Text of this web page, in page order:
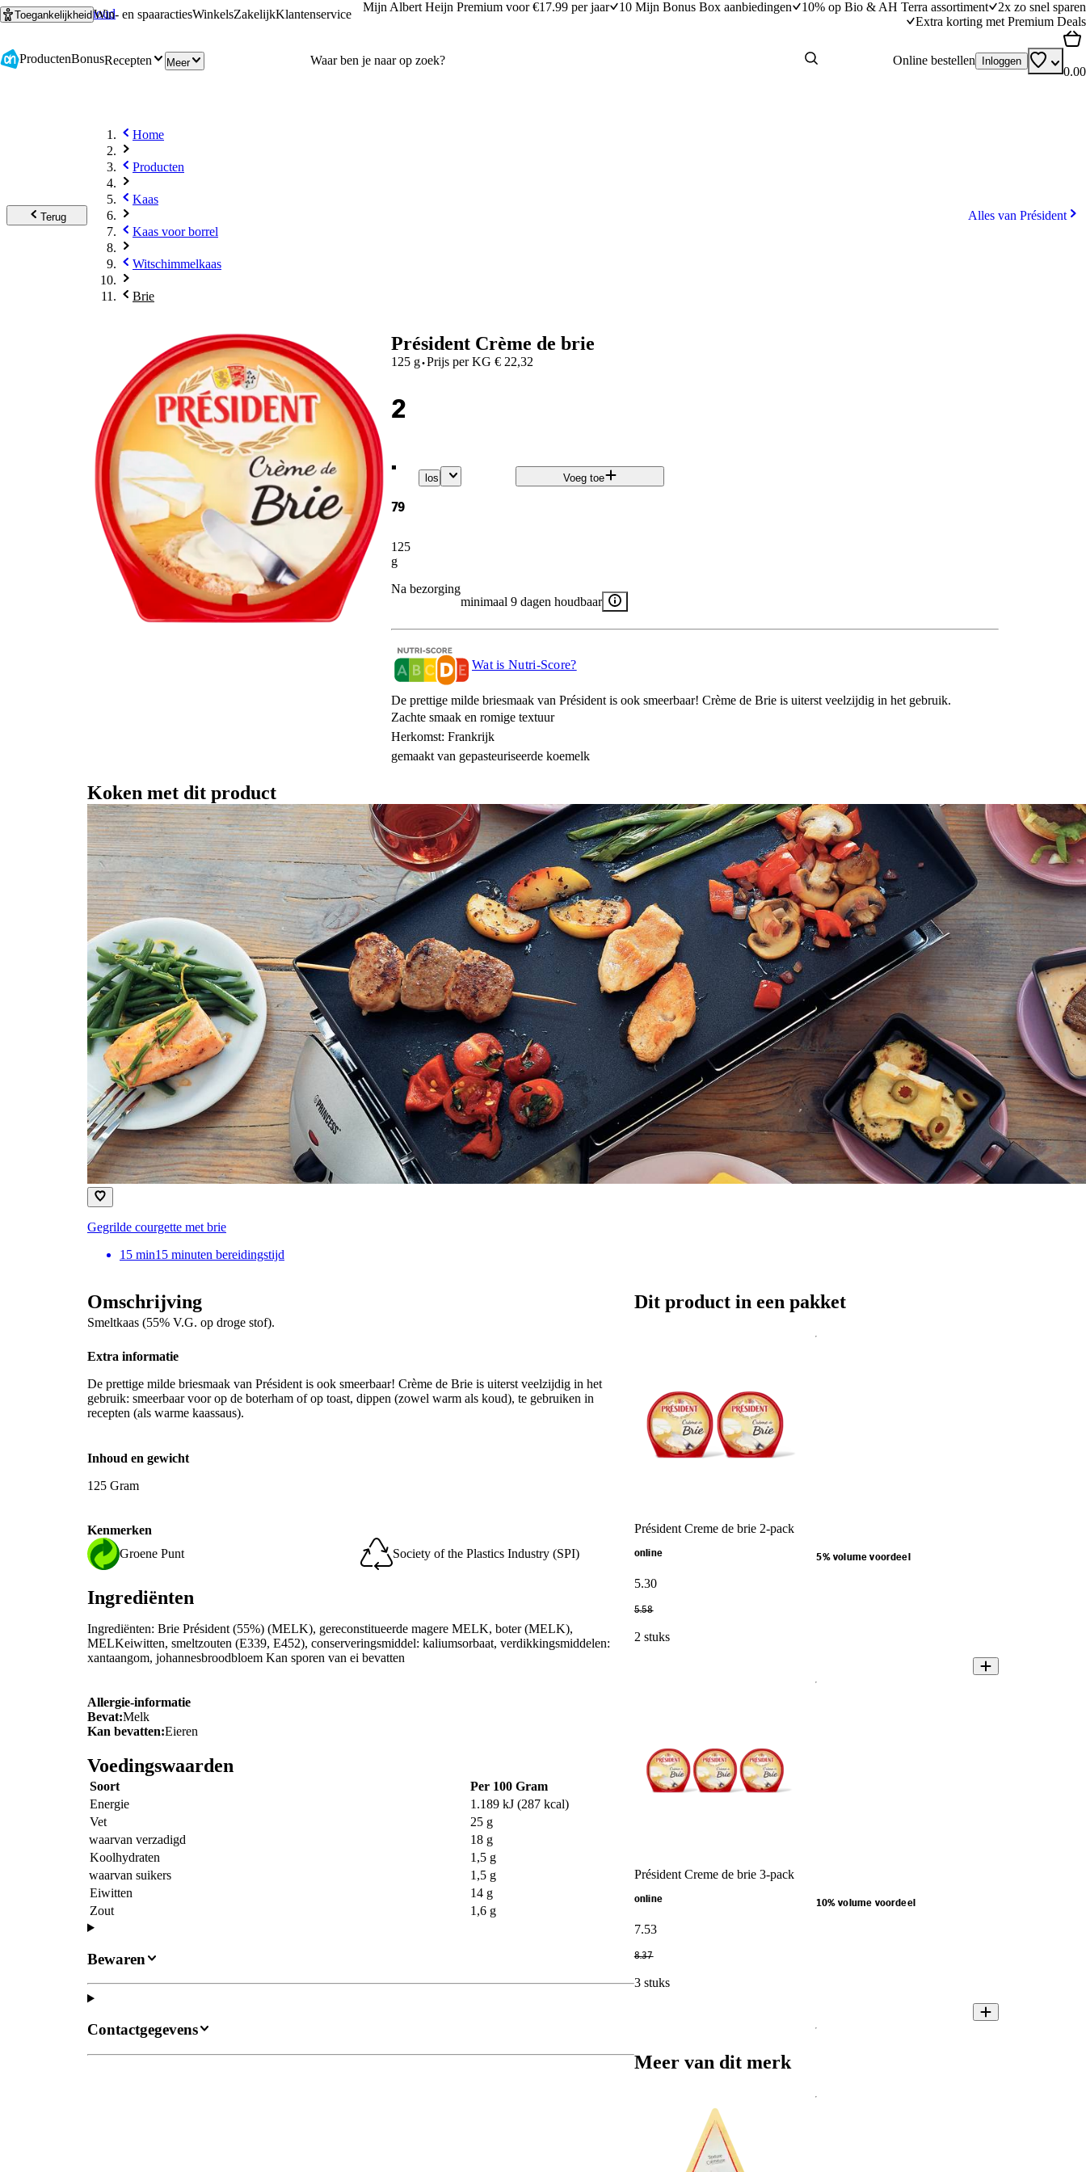
Ga naar hoofdinhoud
Ga naar zoeken
ToegankelijkheidWin- en spaaractiesWinkelsZakelijkKlantenservice
Mijn Albert Heijn Premium voor €17.99 per jaar 10 Mijn Bonus Box aanbiedingen 10% op Bio & AH Terra assortiment
2x zo snel sparen
Extra korting met Premium Deals
ProductenBonusRecepten Meer Online bestellen Inloggen
0.00
Terug
Home
Producten
Kaas
Kaas voor borrel
Witschimmelkaas
Brie
Alles van Président
Président Crème de brie
125 g·Prijs per KG € 22,32
2
.
79
125
g
los Voeg toe
Na bezorging
minimaal 9 dagen houdbaar
Wat is Nutri-Score?
De prettige milde briesmaak van Président is ook smeerbaar! Crème de Brie is uiterst veelzijdig in het gebruik.
Zachte smaak en romige textuur
Herkomst: Frankrijk
gemaakt van gepasteuriseerde koemelk
Koken met dit product
Gegrilde courgette met brie
15 min15 minuten bereidingstijd
Omschrijving
Smeltkaas (55% V.G. op droge stof).
Extra informatie
De prettige milde briesmaak van Président is ook smeerbaar! Crème de Brie is uiterst veelzijdig in het
gebruik: smeerbaar voor op de boterham of op toast, dippen (zowel warm als koud), te gebruiken in
recepten (als warme kaassaus).
Inhoud en gewicht
125 Gram
Kenmerken
Groene Punt
Society of the Plastics Industry (SPI)
Ingrediënten
Ingrediënten: Brie Président (55%) (MELK), gereconstitueerde magere MELK, boter (MELK),
MELKeiwitten, smeltzouten (E339, E452), conserveringsmiddel: kaliumsorbaat, verdikkingsmiddelen:
xantaangom, johannesbroodbloem Kan sporen van ei bevatten
Allergie-informatie
Bevat:Melk
Kan bevatten:Eieren
Voedingswaarden
Soort
Per 100 Gram
Energie
1.189 kJ (287 kcal)
Vet
25 g
waarvan verzadigd
18 g
Koolhydraten
1,5 g
waarvan suikers
1,5 g
Eiwitten
14 g
Zout
1,6 g
Bewaren
Contactgegevens
Dit product in een pakket
Président Creme de brie 2-pack
online 5% volume voordeel
5.30
5.58
2 stuks
Président Creme de brie 3-pack
online 10% volume voordeel
7.53
8.37
3 stuks
Meer van dit merk